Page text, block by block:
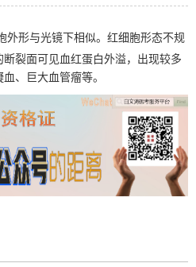
外形与光镜下相似。红细胞形态不规
裂面可见血红蛋白外溢，出现较多
、巨大血管瘤等。